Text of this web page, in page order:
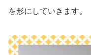
を形にしていきます。